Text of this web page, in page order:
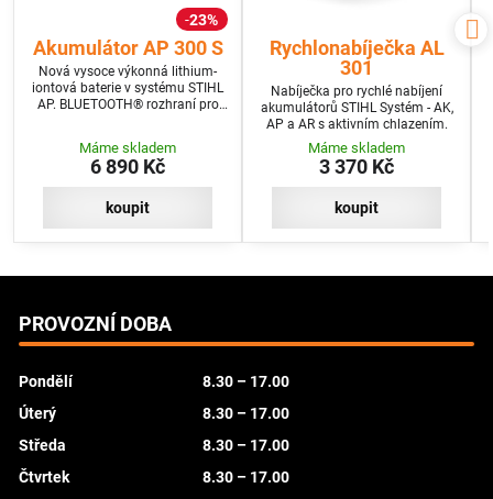
23%
Akumulátor AP 300 S
Nová vysoce výkonná lithium-
iontová baterie v systému STIHL
AP. BLUETOOTH® rozhraní pro
články.
Máme skladem
6 890 Kč
koupit
Rychlonabíječka AL
301
Nabíječka pro rychlé nabíjení
akumulátorů STIHL Systém - AK,
AP a AR s aktivním chlazením.
Máme skladem
3 370 Kč
koupit
PROVOZNÍ DOBA
Pondělí
8.30 – 17.00
Úterý
8.30 – 17.00
Středa
8.30 – 17.00
Čtvrtek
8.30 – 17.00